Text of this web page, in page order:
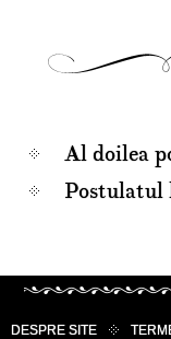
Al doilea
Postulatul
DESPRE SITE